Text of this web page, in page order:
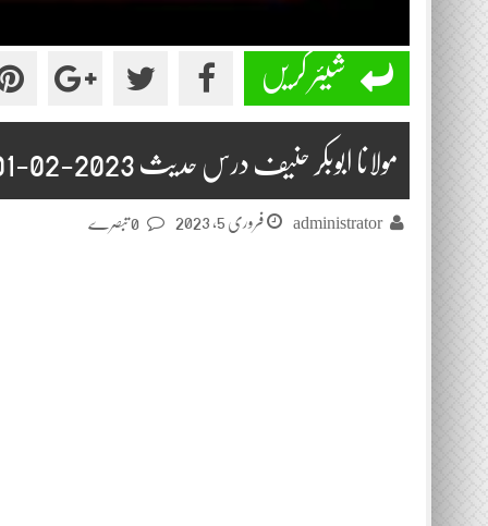
شیئر کریں
مولانا ابوبکر حنیف درس حدیث 2023-02-01
administrator فروری 5, 2023